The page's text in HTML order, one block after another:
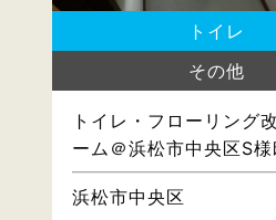
トイレ
その他
トイレ・フローリング
ーム＠浜松市中央区S様
浜松市中央区